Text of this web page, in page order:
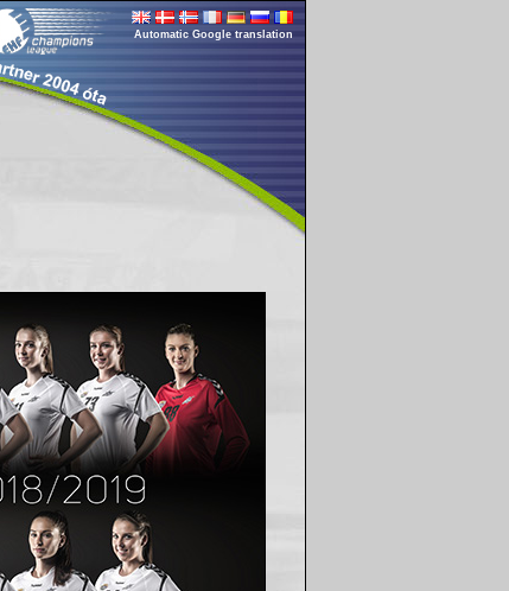
Automatic Google translation